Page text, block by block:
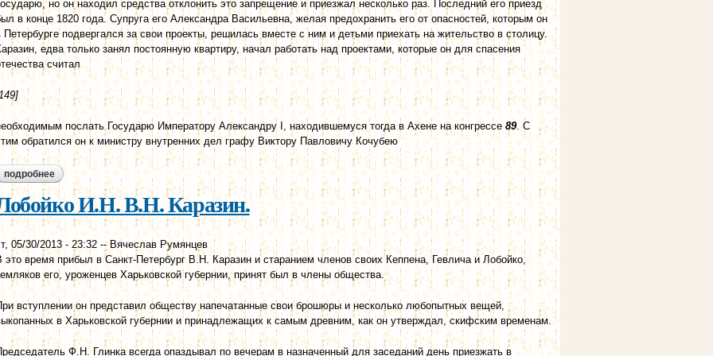
но он находил средства отклонить это запрещение и приезжал несколько раз. Последний его приезд
в конце 1820 года. Супруга его Александра Васильевна, желая предохранить его от опасностей, которым он
Петербурге подвергался за свои проекты, решилась вместе с ним и детьми приехать на жительство в столицу.
едва только занял постоянную квартиру, начал работать над проектами, которые он для спасения
считал
послать Государю Императору Александру I, находившемуся тогда в Ахене на конгрессе 89. С
обратился он к министру внутренних дел графу Виктору Павловичу Кочубею
подробнее о лобойко и.н. в.н. каразин в приезд свой в петербург.
И.Н. В.Н. Каразин.
05/30/2013 - 23:32--Вячеслав Румянцев
это время прибыл в Санкт-Петербург В.Н. Каразин и старанием членов своих Кеппена, Гевлича и Лобойко,
его, уроженцев Харьковской губернии, принят был в члены общества.
вступлении он представил обществу напечатанные свои брошюры и несколько любопытных вещей,
в Харьковской губернии и принадлежащих к самым древним, как он утверждал, скифским временам.
Ф.Н. Глинка всегда опаздывал по вечерам в назначенный для заседаний день приезжать в